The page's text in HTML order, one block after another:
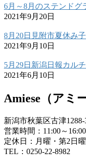
6月～8月のステンドグ
2021年9月20日
8月20日見附市夏休み
2021年9月10日
5月29日新潟日報カル
2021年6月10日
Amiese（アミ
新潟市秋葉区古津1288-
営業時間：11:00～16:00
定休日：月曜・第2日曜
TEL：0250-22-8982